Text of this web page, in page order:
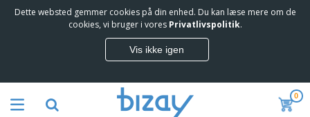
Dette websted gemmer cookies på din enhed. Du kan læse mere om de
cookies, vi bruger i vores Privatlivspolitik.
Vis ikke igen
0